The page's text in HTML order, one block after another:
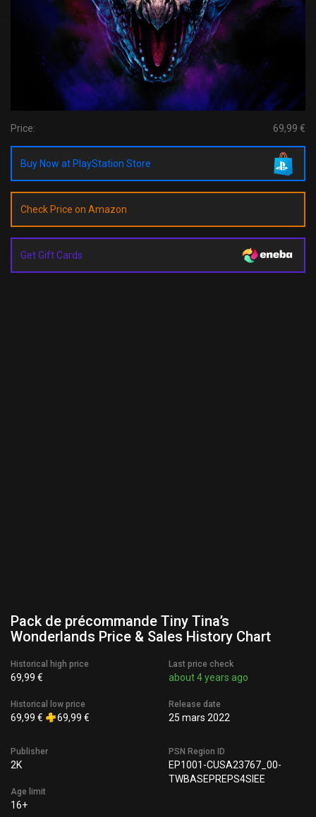
Price: 69,99 €
Buy Now at PlayStation Store
Check Price on Amazon
Get Gift Cards
Pack de précommande Tiny Tina’s
Wonderlands Price & Sales History Chart
Historical high price
69,99 €
Historical low price
69,99 € 69,99 €
Last price check
about 4 years ago
Release date
25 mars 2022
Publisher
2K
Age limit
16+
PSN Region ID
EP1001-CUSA23767_00-
TWBASEPREPS4SIEE